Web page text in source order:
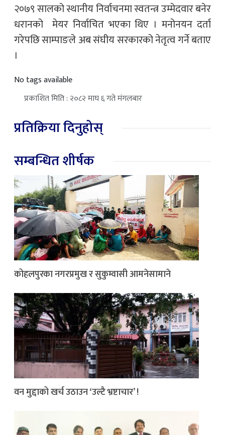
२०७९ सालको स्थानीय निर्वाचनमा स्वतन्त्र उम्मेदवार बनेर
धरानको मेयर निर्वाचित भएका थिए । मनोनयन दर्ता
गरेपछि साम्पाङले अब संघीय सरकारको नेतृत्व गर्ने बताए
।
No tags available
प्रकाशित मिति : २०८२ माघ ६ गते मंगलबार
प्रतिक्रिया दिनुहोस्
सम्बन्धित शीर्षक
कोहलपुरका नगरप्रमुख र सुकुम्वासी आमनेसामाने
वन मुद्दाको खर्च उठाउन ‘उल्टै भ्रष्टाचार’ !